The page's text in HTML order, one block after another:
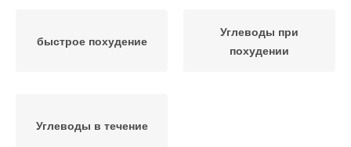
быстрое похудение
Углеводы при
похудении
Углеводы в течение